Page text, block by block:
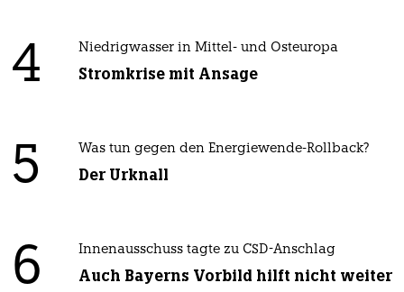
4 Niedrigwasser in Mittel- und Osteuropa
Stromkrise mit Ansage
5 Was tun gegen den Energiewende-Rollback?
Der Urknall
6 Innenausschuss tagte zu CSD-Anschlag
Auch Bayerns Vorbild hilft nicht weiter